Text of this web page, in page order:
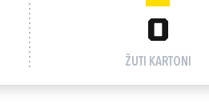
0
ŽUTI KARTONI